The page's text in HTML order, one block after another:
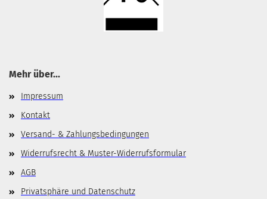
Mehr über...
Impressum
Kontakt
Versand- & Zahlungsbedingungen
Widerrufsrecht & Muster-Widerrufsformular
AGB
Privatsphäre und Datenschutz